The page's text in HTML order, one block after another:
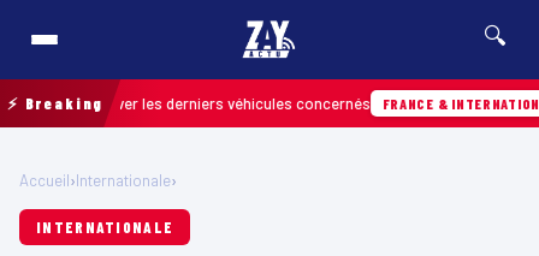
🔍
⚡ Breakingles derniers véhicules concernés FRANCE & INTERNATIONALE
Accueil›Internationale›
INTERNATIONALE